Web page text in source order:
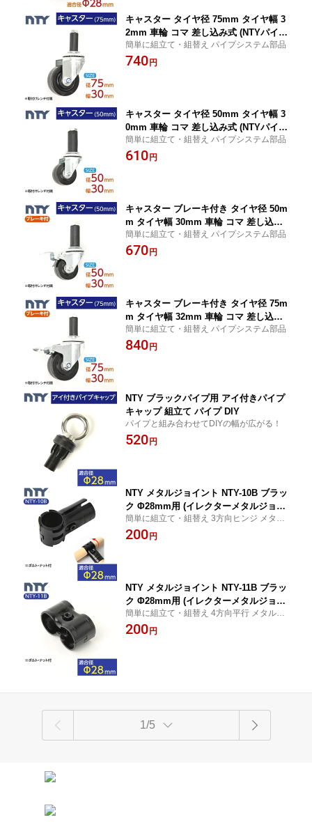
キャスター タイヤ径 75mm タイヤ幅 3
2mm 車輪 コマ 差し込み式 (NTYパイプ
ブラックに適合 取付け用レンチ付属)
簡単に組立て・組替え パイプシステム部品
740 円
キャスター タイヤ径 50mm タイヤ幅 3
0mm 車輪 コマ 差し込み式 (NTYパイプ
ブラックに適合 取付け用レンチ付属)
簡単に組立て・組替え パイプシステム部品
610 円
キャスター ブレーキ付き タイヤ径 50m
m タイヤ幅 30mm 車輪 コマ 差し込み
式 (NTYパイプ ブラックに適合 取付け
用レンチ付属)
簡単に組立て・組替え パイプシステム部品
670 円
キャスター ブレーキ付き タイヤ径 75m
m タイヤ幅 32mm 車輪 コマ 差し込み
式 (NTY パイプ ブラックに適合 取付け
用レンチ付属)
簡単に組立て・組替え パイプシステム部品
840 円
NTY ブラックパイプ用 アイ付きパイプ
キャップ 組立て パイプ DIY
パイプと組み合わせてDIYの幅が広がる！
520 円
NTY メタルジョイント NTY-10B ブラッ
ク Φ28mm用 (イレクターメタルジョイ
ントのHJ-10と互換性あり) 組立て パイ
プ 回転 T字 メタルラック パーツ ヒンジ
簡単に組立て・組替え 3方向ヒンジ メタル
ジョイント メタルラック パーツ
200 円
NTY メタルジョイント NTY-11B ブラッ
ク Φ28mm用 (イレクターメタルジョイ
ントのHJ-11と互換性あり) パイプジョ
イント 組立て パイプ ジョイント 継手
簡単に組立て・組替え 4方向平行 メタルジ
ョイント メタルラック パーツ
200 円
1/5